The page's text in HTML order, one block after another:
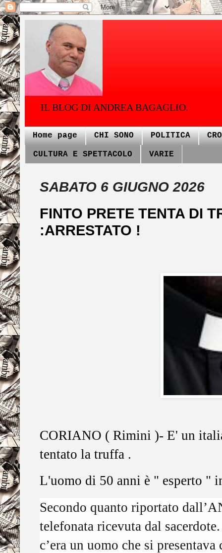
IL BLOG DI ANDREA BAGAGLIO.
Home page CHI SONO POLITICA
CULTURA E SPETTACOLO VARIE
SABATO 6 GIUGNO 2026
FINTO PRETE TENTA DI
:ARRESTATO !
CORIANO ( Rimini )- E' un
tentato la truffa .
L'uomo di 50 anni è " esperto "
Secondo quanto riportato
telefonata ricevuta dal
c’era un uomo che si